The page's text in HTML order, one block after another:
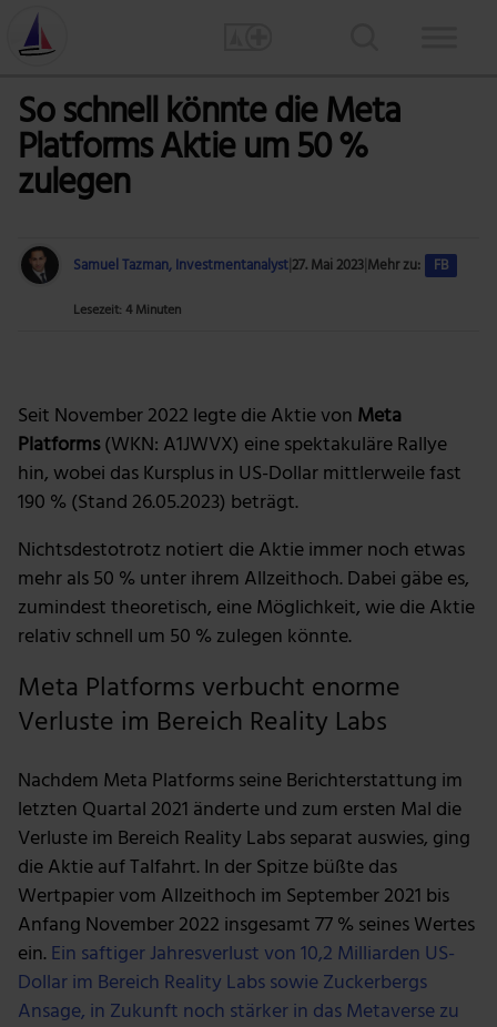
So schnell könnte die Meta
Platforms Aktie um 50 %
zulegen
Samuel Tazman, Investmentanalyst27. Mai 2023Mehr zu: FB
Lesezeit: 4 Minuten
Seit November 2022 legte die Aktie von Meta
Platforms(WKN: A1JWVX) eine spektakuläre Rallye
hin, wobei das Kursplus in US-Dollar mittlerweile fast
190 % (Stand 26.05.2023) beträgt.
Nichtsdestotrotz notiert die Aktie immer noch etwas
mehr als 50 % unter ihrem Allzeithoch. Dabei gäbe es,
zumindest theoretisch, eine Möglichkeit, wie die Aktie
relativ schnell um 50 % zulegen könnte.
Meta Platforms verbucht enorme
Verluste im Bereich Reality Labs
Nachdem Meta Platforms seine Berichterstattung im
letzten Quartal 2021 änderte und zum ersten Mal die
Verluste im Bereich Reality Labs separat auswies, ging
die Aktie auf Talfahrt. In der Spitze büßte das
Wertpapier vom Allzeithoch im September 2021 bis
Anfang November 2022 insgesamt 77 % seines Wertes
ein.Ein saftiger Jahresverlust von 10,2 Milliarden US-
Dollar im Bereich Reality Labs sowie Zuckerbergs
Ansage, in Zukunft noch stärker in das Metaverse zu